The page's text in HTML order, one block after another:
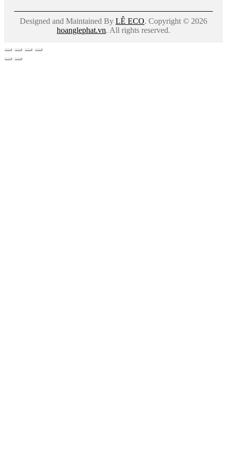
Designed and Maintained By LÊ ECO. Copyright © 2026
hoanglephat.vn. All rights reserved.